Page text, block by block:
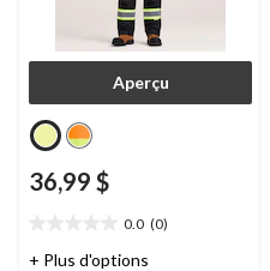
Aperçu
36,99 $
0.0 (0)
étoile(s)
+ Plus d'options